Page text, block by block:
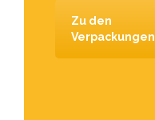
Zu den
Verpackungen